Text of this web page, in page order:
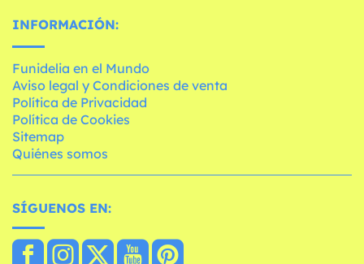
INFORMACIÓN:
Funidelia en el Mundo
Aviso legal y Condiciones de venta
Política de Privacidad
Política de Cookies
Sitemap
Quiénes somos
SÍGUENOS EN: